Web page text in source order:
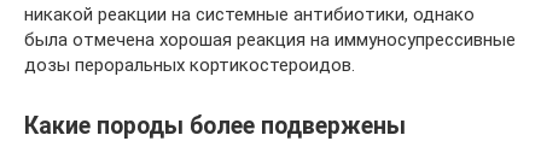
никакой реакции на системные антибиотики, однако
была отмечена хорошая реакция на иммуносупрессивные
дозы пероральных кортикостероидов.
Какие породы более подвержены